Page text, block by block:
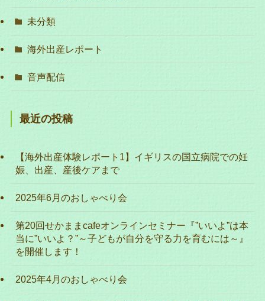
未分類
海外出産レポート
音声配信
最近の投稿
【海外出産体験レポート1】イギリスの国立病院での妊
娠、出産、産後ケアまで
2025年6月のおしゃべり会
第20回せかままcafeオンラインセミナー『”いいよ”は本
当に”いいよ？”～子どもが自分を守る力を育むには～』
を開催します！
2025年4月のおしゃべり会